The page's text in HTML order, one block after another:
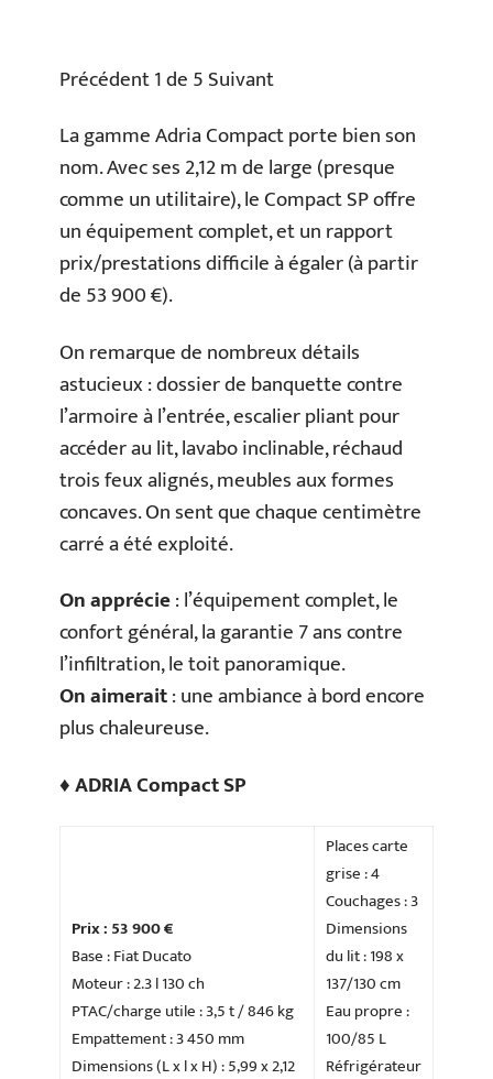
Précédent 1 de 5 Suivant
La gamme Adria Compact porte bien son
nom. Avec ses 2,12 m de large (presque
comme un utilitaire), le Compact SP offre
un équipement complet, et un rapport
prix/prestations difficile à égaler (à partir
de 53 900 €).
On remarque de nombreux détails
astucieux : dossier de banquette contre
l’armoire à l’entrée, escalier pliant pour
accéder au lit, lavabo inclinable, réchaud
trois feux alignés, meubles aux formes
concaves. On sent que chaque centimètre
carré a été exploité.
On apprécie: l’équipement complet, le
confort général, la garantie 7 ans contre
l’infiltration, le toit panoramique.
On aimerait: une ambiance à bord encore
plus chaleureuse.
♦ ADRIA Compact SP
Prix : 53 900 €
Base : Fiat Ducato
Moteur : 2.3 l 130 ch
PTAC/charge utile : 3,5 t / 846 kg
Empattement : 3 450 mm
Dimensions (L x l x H) : 5,99 x 2,12
Places carte
grise : 4
Couchages : 3
Dimensions
du lit : 198 x
137/130 cm
Eau propre :
100/85 L
Réfrigérateur